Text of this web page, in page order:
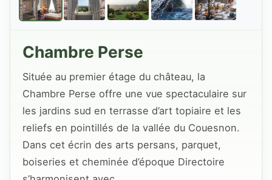
Chambre Perse
Située au premier étage du château, la
Chambre Perse offre une vue spectaculaire sur
les jardins sud en terrasse d’art topiaire et les
reliefs en pointillés de la vallée du Couesnon.
Dans cet écrin des arts persans, parquet,
boiseries et cheminée d’époque Directoire